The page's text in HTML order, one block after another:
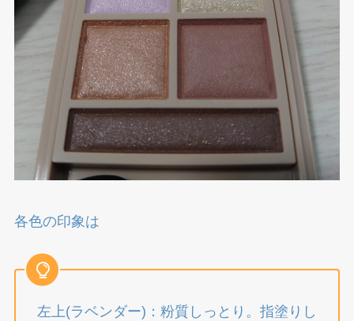
各色の印象は
左上(ラベンダー)：粉質しっとり。指塗りし